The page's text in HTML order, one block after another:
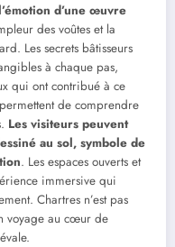
d’une œuvre
des voûtes et la
Les secrets bâtisseurs
à chaque pas,
qui ont contribué à ce
de comprendre
Les visiteurs peuvent
au sol, symbole de
. Les espaces ouverts et
immersive qui
Chartres n’est pas
voyage au cœur de